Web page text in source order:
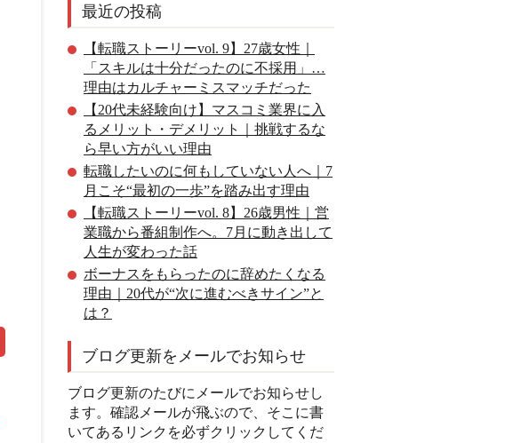
最近の投稿
【転職ストーリーvol. 9】27歳女性｜
「スキルは十分だったのに不採用」…
理由はカルチャーミスマッチだった
【20代未経験向け】マスコミ業界に入
るメリット・デメリット｜挑戦するな
ら早い方がいい理由
転職したいのに何もしていない人へ｜7
月こそ“最初の一歩”を踏み出す理由
【転職ストーリーvol. 8】26歳男性｜営
業職から番組制作へ。7月に動き出して
人生が変わった話
ボーナスをもらったのに辞めたくなる
理由｜20代が“次に進むべきサイン”と
は？
ブログ更新をメールでお知らせ
ブログ更新のたびにメールでお知らせし
ます。確認メールが飛ぶので、そこに書
いてあるリンクを必ずクリックしてくだ